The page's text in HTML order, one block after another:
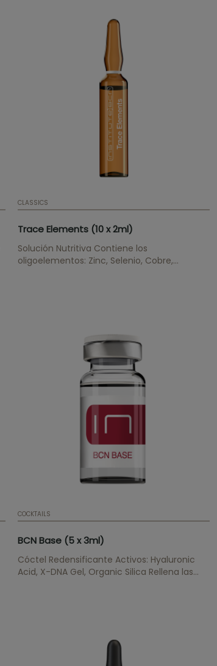
CLASSICS
Trace Elements (10 x 2ml)
Solución Nutritiva Contiene los
oligoelementos: Zinc, Selenio, Cobre,
COCKTAILS
BCN Base (5 x 3ml)
Cóctel Redensificante Activos: Hyaluronic
Acid, X-DNA Gel, Organic Silica Rellena las